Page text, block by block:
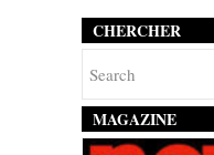
CHERCHER
MAGAZINE